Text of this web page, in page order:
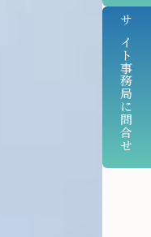
サイト事務局に問合せ